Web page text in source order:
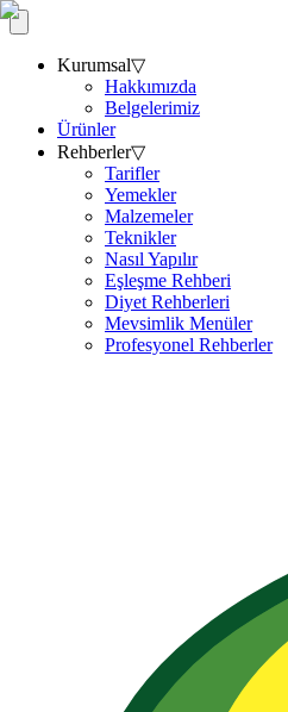
Kurumsal▽
Hakkımızda
Belgelerimiz
Ürünler
Rehberler▽
Tarifler
Yemekler
Malzemeler
Teknikler
Nasıl Yapılır
Eşleşme Rehberi
Diyet Rehberleri
Mevsimlik Menüler
Profesyonel Rehberler